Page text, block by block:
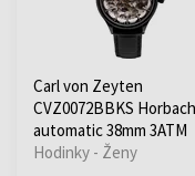
Carl von Zeyten
CVZ0072BBKS Horbach
automatic 38mm 3ATM
Hodinky - Ženy